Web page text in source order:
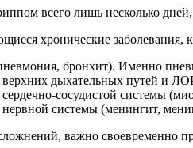
всего лишь несколько
хронические
бронхит). Именно
дыхательных путей и
сосудистой системы
системы (менингит,
важно своевременно